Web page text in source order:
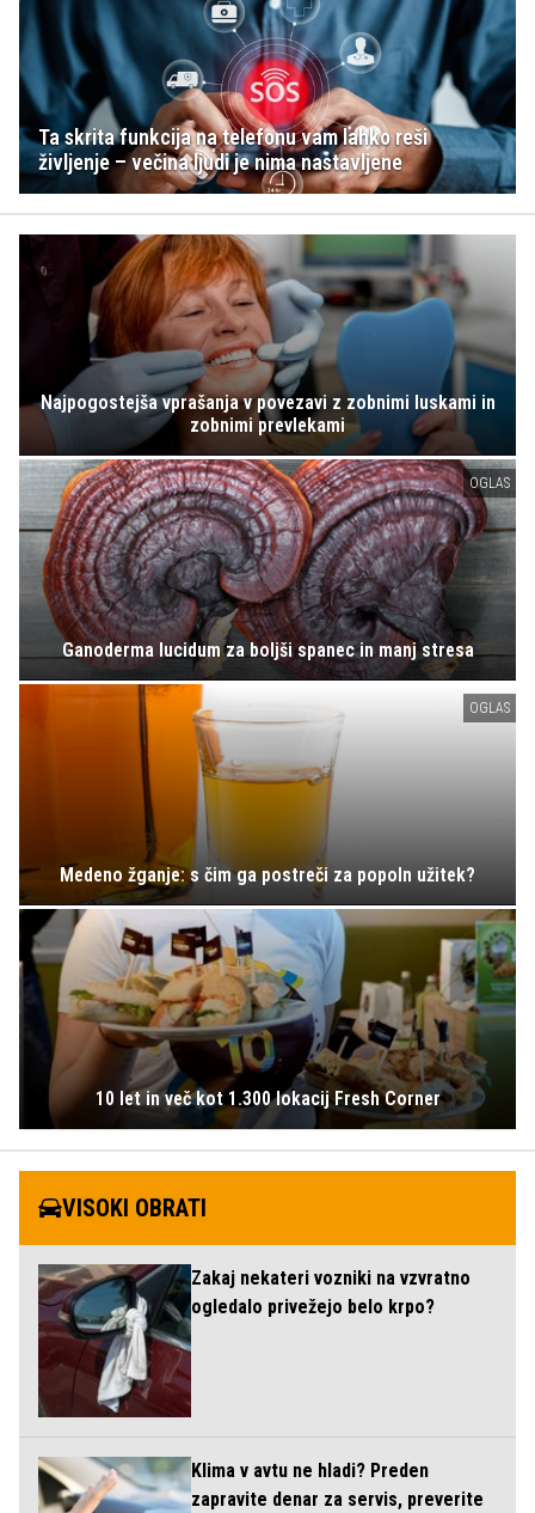
Ta skrita funkcija na telefonu vam lahko reši
življenje – večina ljudi je nima nastavljene
Najpogostejša vprašanja v povezavi z zobnimi luskami in
zobnimi prevlekami
OGLAS
Ganoderma lucidum za boljši spanec in manj stresa
OGLAS
Medeno žganje: s čim ga postreči za popoln užitek?
10 let in več kot 1.300 lokacij Fresh Corner
VISOKI OBRATI
Zakaj nekateri vozniki na vzvratno
ogledalo privežejo belo krpo?
Klima v avtu ne hladi? Preden
zapravite denar za servis, preverite